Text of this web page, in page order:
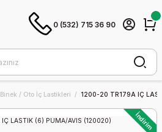
0 (532) 715 36 90
Binek / Oto İç Lastikleri 1200-20 TR179A IÇ
İndirim